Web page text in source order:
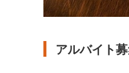
アルバイト